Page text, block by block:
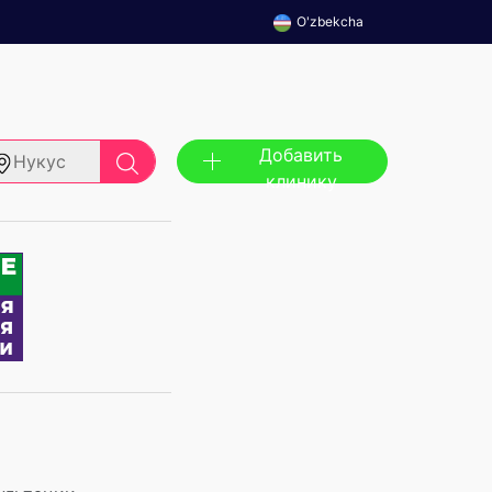
O'zbekcha
Нукус
Добавить
клинику